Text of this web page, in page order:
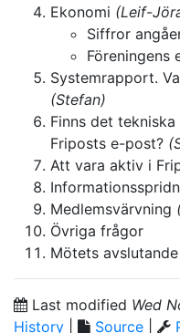
Ekonomi (Leif-
Siffror
Föreningens
Systemrapport.
(Stefan)
Finns det
Friposts e-post?
Att vara aktiv i
Medlemsvärvning
Övriga frågor
Mötets avslutande
Last modified Wed
History
Source